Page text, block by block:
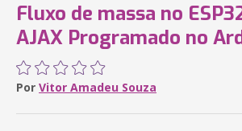
Fluxo de massa no
AJAX Programado no
Por Vitor Amadeu Souza